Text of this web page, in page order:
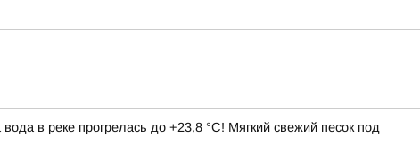
в реке прогрелась до +23,8 °C! Мягкий свежий песок под